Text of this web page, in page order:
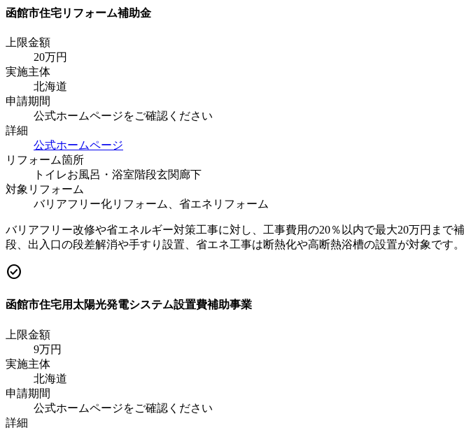
函館市住宅リフォーム補助金
上限金額
20万円
実施主体
北海道
申請期間
公式ホームページをご確認ください
詳細
公式ホームページ
リフォーム箇所
トイレお風呂・浴室階段玄関廊下
対象リフォーム
バリアフリー化リフォーム、省エネリフォーム
バリアフリー改修や省エネルギー対策工事に対し、工事費用の20％以内で最大20万円ま
段、出入口の段差解消や手すり設置、省エネ工事は断熱化や高断熱浴槽の設置が対象です
check_circle
函館市住宅用太陽光発電システム設置費補助事業
上限金額
9万円
実施主体
北海道
申請期間
公式ホームページをご確認ください
詳細